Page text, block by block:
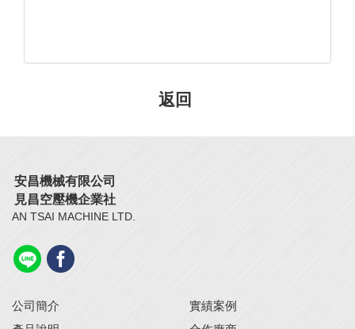
安昌機械有限公司
見昌空壓機企業社
AN TSAI MACHINE LTD.
公司簡介
實績案例